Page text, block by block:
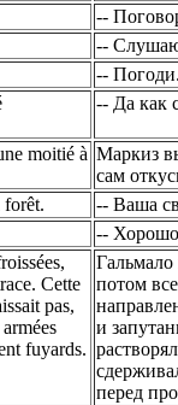
--
--
--
-- Да как
moitié à Маркиз
сам
forêt.
-- Ваша
--
Cette
pas,
fuyards.
потом
и
перед